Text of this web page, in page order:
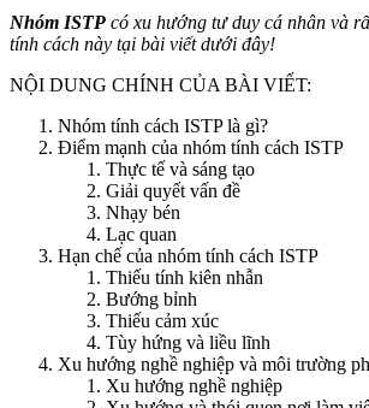
Nhóm ISTP có xu hướng tư duy cá nhân và
tính cách này tại bài viết dưới đây!
NỘI DUNG CHÍNH CỦA BÀI VIẾT:
Nhóm tính cách ISTP là gì?
Điểm mạnh của nhóm tính cách ISTP
Thực tế và sáng tạo
Giải quyết vấn đề
Nhạy bén
Lạc quan
Hạn chế của nhóm tính cách ISTP
Thiếu tính kiên nhẫn
Bướng bỉnh
Thiếu cảm xúc
Tùy hứng và liều lĩnh
Xu hướng nghề nghiệp và môi trường
Xu hướng nghề nghiệp